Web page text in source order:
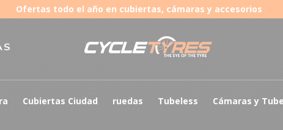
Ofertas todo el año en cubiertas, cámaras y accesorios
Cubiertas Ciudad ruedas Tubeless Cámaras y